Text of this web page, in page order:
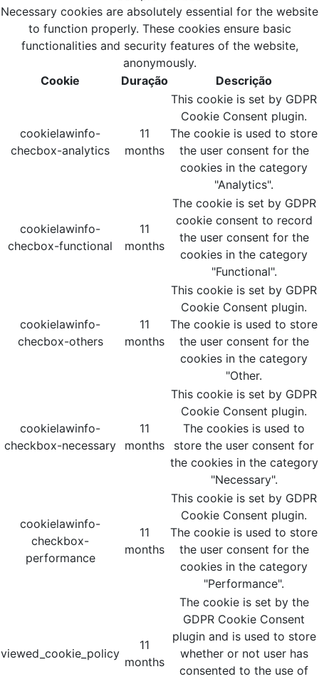
Necessary cookies are absolutely essential for the website
to function properly. These cookies ensure basic
functionalities and security features of the website,
anonymously.
Cookie
Duração Descrição
cookielawinfo-
checbox-analytics
11
months
This cookie is set by GDPR
Cookie Consent plugin.
The cookie is used to store
the user consent for the
cookies in the category
"Analytics".
cookielawinfo-
checbox-functional
11
months
The cookie is set by GDPR
cookie consent to record
the user consent for the
cookies in the category
"Functional".
cookielawinfo-
checbox-others
11
months
This cookie is set by GDPR
Cookie Consent plugin.
The cookie is used to store
the user consent for the
cookies in the category
"Other.
cookielawinfo-
checkbox-necessary
11
months
This cookie is set by GDPR
Cookie Consent plugin.
The cookies is used to
store the user consent for
the cookies in the category
"Necessary".
cookielawinfo-
checkbox-
performance
11
months
This cookie is set by GDPR
Cookie Consent plugin.
The cookie is used to store
the user consent for the
cookies in the category
"Performance".
viewed_cookie_policy
11
months
The cookie is set by the
GDPR Cookie Consent
plugin and is used to store
whether or not user has
consented to the use of